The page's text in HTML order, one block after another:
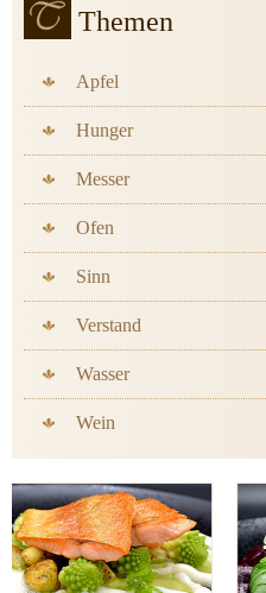
Themen
Apfel
Hunger
Messer
Ofen
Sinn
Verstand
Wasser
Wein